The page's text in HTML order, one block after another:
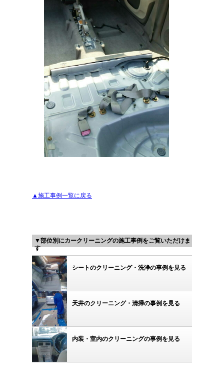
▲施工事例一覧に戻る
▼部位別にカークリーニングの施工事例をご覧いただけま
す
シートのクリーニング・洗浄の事例を見る
天井のクリーニング・清掃の事例を見る
内装・室内のクリーニングの事例を見る